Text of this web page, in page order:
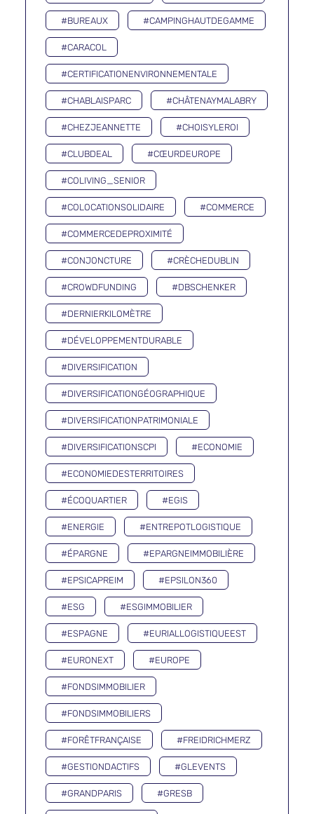
#BUREAUX #CAMPINGHAUTDEGAMME
#CARACOL
#CERTIFICATIONENVIRONNEMENTALE
#CHABLAISPARC #CHÂTENAYMALABRY
#CHEZJEANNETTE #CHOISYLEROI
#CLUBDEAL #CŒURDEUROPE
#COLIVING_SENIOR
#COLOCATIONSOLIDAIRE #COMMERCE
#COMMERCEDEPROXIMITÉ
#CONJONCTURE #CRÈCHEDUBLIN
#CROWDFUNDING #DBSCHENKER
#DERNIERKILOMÈTRE
#DÉVELOPPEMENTDURABLE
#DIVERSIFICATION
#DIVERSIFICATIONGÉOGRAPHIQUE
#DIVERSIFICATIONPATRIMONIALE
#DIVERSIFICATIONSCPI #ECONOMIE
#ECONOMIEDESTERRITOIRES
#ÉCOQUARTIER #EGIS
#ENERGIE #ENTREPOTLOGISTIQUE
#ÉPARGNE #EPARGNEIMMOBILIÈRE
#EPSICAPREIM #EPSILON360
#ESG #ESGIMMOBILIER
#ESPAGNE #EURIALLOGISTIQUEEST
#EURONEXT #EUROPE
#FONDSIMMOBILIER
#FONDSIMMOBILIERS
#FORÊTFRANÇAISE #FREIDRICHMERZ
#GESTIONDACTIFS #GLEVENTS
#GRANDPARIS #GRESB